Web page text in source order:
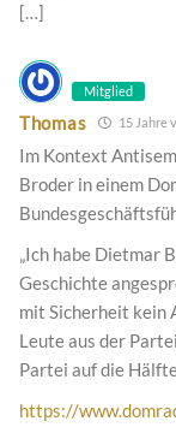
[…]
Mitglied
Thomas 15 Jahre
Im Kontext
Broder in einem
„Ich habe Dietmar
Geschichte
mit Sicherheit kein
Leute aus der
Partei auf die
https://